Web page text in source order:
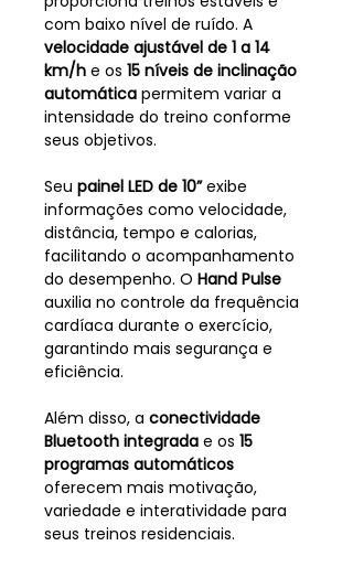
com baixo nível de ruído. A
velocidade ajustável de 1 a 14
km/h e os 15 níveis de inclinação
automática permitem variar a
intensidade do treino conforme
seus objetivos.
Seu painel LED de 10”exibe
informações como velocidade,
distância, tempo e calorias,
facilitando o acompanhamento
do desempenho. O Hand Pulse
auxilia no controle da frequência
cardíaca durante o exercício,
garantindo mais segurança e
eficiência.
Além disso, a conectividade
Bluetooth integrada e os 15
programas automáticos
oferecem mais motivação,
variedade e interatividade para
seus treinos residenciais.